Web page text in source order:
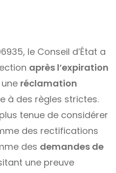
le Conseil d’État a
après l’expiration
réclamation
à des règles strictes.
tenue de considérer
des rectifications
des demandes de
une preuve